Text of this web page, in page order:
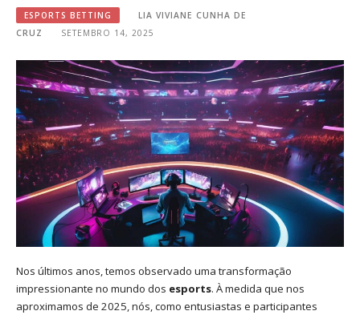
ESPORTS BETTING
LIA VIVIANE CUNHA DE
CRUZ
SETEMBRO 14, 2025
Nos últimos anos, temos observado uma transformação
impressionante no mundo dos esports. À medida que nos
aproximamos de 2025, nós, como entusiastas e participantes